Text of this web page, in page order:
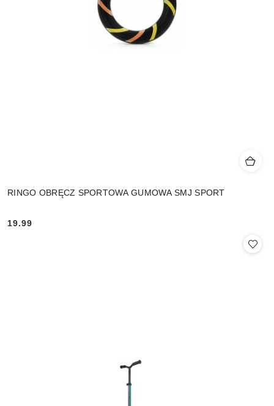
RINGO OBRĘCZ SPORTOWA GUMOWA SMJ SPORT
Cena:
19.99